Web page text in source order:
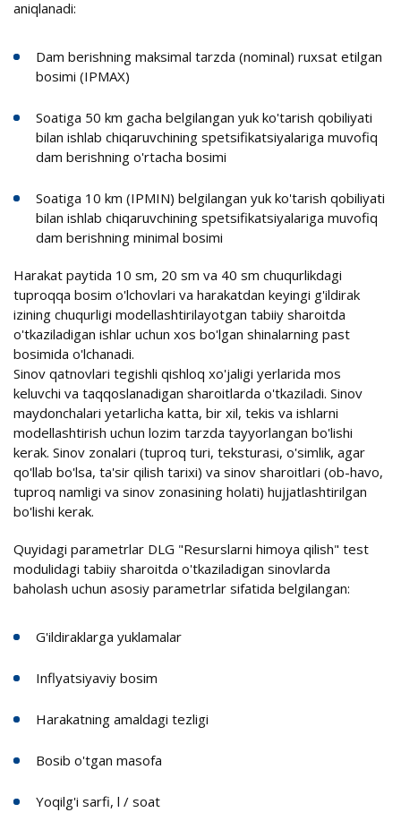
aniqlanadi:
Dam berishning maksimal tarzda (nominal) ruxsat etilgan
bosimi (IPMAX)
Soatiga 50 km gacha belgilangan yuk ko'tarish qobiliyati
bilan ishlab chiqaruvchining spetsifikatsiyalariga muvofiq
dam berishning o'rtacha bosimi
Soatiga 10 km (IPMIN) belgilangan yuk ko'tarish qobiliyati
bilan ishlab chiqaruvchining spetsifikatsiyalariga muvofiq
dam berishning minimal bosimi
Harakat paytida 10 sm, 20 sm va 40 sm chuqurlikdagi
tuproqqa bosim o'lchovlari va harakatdan keyingi g'ildirak
izining chuqurligi modellashtirilayotgan tabiiy sharoitda
o'tkaziladigan ishlar uchun xos bo'lgan shinalarning past
bosimida o'lchanadi.
Sinov qatnovlari tegishli qishloq xo'jaligi yerlarida mos
keluvchi va taqqoslanadigan sharoitlarda o'tkaziladi. Sinov
maydonchalari yetarlicha katta, bir xil, tekis va ishlarni
modellashtirish uchun lozim tarzda tayyorlangan bo'lishi
kerak. Sinov zonalari (tuproq turi, teksturasi, o'simlik, agar
qo'llab bo'lsa, ta'sir qilish tarixi) va sinov sharoitlari (ob-havo,
tuproq namligi va sinov zonasining holati) hujjatlashtirilgan
bo'lishi kerak.
Quyidagi parametrlar DLG "Resurslarni himoya qilish" test
modulidagi tabiiy sharoitda o'tkaziladigan sinovlarda
baholash uchun asosiy parametrlar sifatida belgilangan:
G'ildiraklarga yuklamalar
Inflyatsiyaviy bosim
Harakatning amaldagi tezligi
Bosib o'tgan masofa
Yoqilg'i sarfi, l / soat